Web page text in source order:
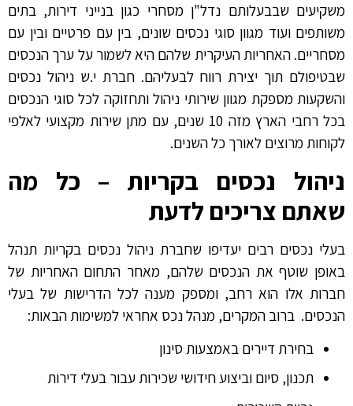
משקיעים שבבעלותם נדל"ן מסחרי כגון בנייני דירות, בתים
משותפים ועוד מגוון סוגי נכסים שונים, בין עם פרטיים ובין עם
מסחריים. האחריות העיקרית שלהם היא לשמור על ערך הנכסים
שבטיפולם תוך יצירת רווח לבעליהם. חברת י.ש ניהול נכסים
והשקעות מספקת מגוון שירותי ניהול ותחזוקה לכל סוגי הנכסים
בכל רחבי הארץ מזה 10 שנים, עם מתן שירות מקצועי לאלפי
לקוחות מרוצים לאורך כל השנים.
ניהול נכסים בקריות – כל מה
שאתם צריכים לדעת
בעלי נכסים רבים יעדיפו שחברת ניהול נכסים בקריות תנהל
באופן שוטף את הנכסים שלהם, מאחר התחום האחריות של
חברות אלו הוא רחב, ומספק מענה לכל הדרישות של בעלי
הנכסים. ברוב המקרים, מנהל נכס אחראי למשימות הבאות:
בחירת דיירים באמצעות סינון
תכנון, סיום וביצוע חידושי שכירות עבור בעלי דירות